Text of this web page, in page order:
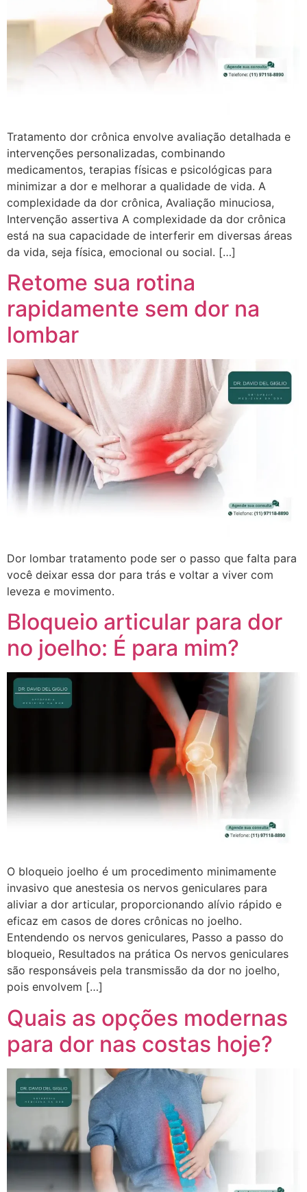
Tratamento dor crônica envolve avaliação detalhada e
intervenções personalizadas, combinando
medicamentos, terapias físicas e psicológicas para
minimizar a dor e melhorar a qualidade de vida. A
complexidade da dor crônica, Avaliação minuciosa,
Intervenção assertiva A complexidade da dor crônica
está na sua capacidade de interferir em diversas áreas
da vida, seja física, emocional ou social. […]
Retome sua rotina
rapidamente sem dor na
lombar
Dor lombar tratamento pode ser o passo que falta para
você deixar essa dor para trás e voltar a viver com
leveza e movimento.
Bloqueio articular para dor
no joelho: É para mim?
O bloqueio joelho é um procedimento minimamente
invasivo que anestesia os nervos geniculares para
aliviar a dor articular, proporcionando alívio rápido e
eficaz em casos de dores crônicas no joelho.
Entendendo os nervos geniculares, Passo a passo do
bloqueio, Resultados na prática Os nervos geniculares
são responsáveis pela transmissão da dor no joelho,
pois envolvem […]
Quais as opções modernas
para dor nas costas hoje?